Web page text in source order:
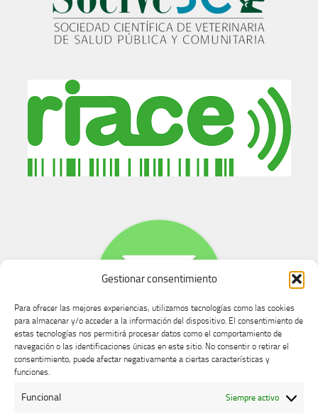
Gestionar consentimiento
Para ofrecer las mejores experiencias, utilizamos tecnologías como las cookies
para almacenar y/o acceder a la información del dispositivo. El consentimiento de
estas tecnologías nos permitirá procesar datos como el comportamiento de
navegación o las identificaciones únicas en este sitio. No consentir o retirar el
consentimiento, puede afectar negativamente a ciertas características y
funciones.
Funcional Siempre activo
Buzón de dudas, quejas y sugerencias